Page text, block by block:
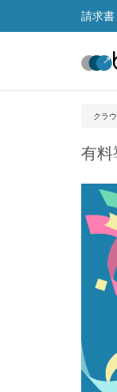
請求
クラ
有料